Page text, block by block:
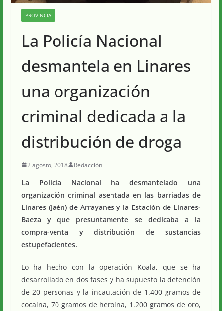
PROVINCIA
La Policía Nacional
desmantela en Linares
una organización
criminal dedicada a la
distribución de droga
2 agosto, 2018 Redacción
La Policía Nacional ha desmantelado una
organización criminal asentada en las barriadas de
Linares (Jaén) de Arrayanes y la Estación de Linares-
Baeza y que presuntamente se dedicaba a la
compra-venta y distribución de sustancias
estupefacientes.
Lo ha hecho con la operación Koala, que se ha
desarrollado en dos fases y ha supuesto la detención
de 20 personas y la incautación de 1.400 gramos de
cocaína, 70 gramos de heroína, 1.200 gramos de oro,